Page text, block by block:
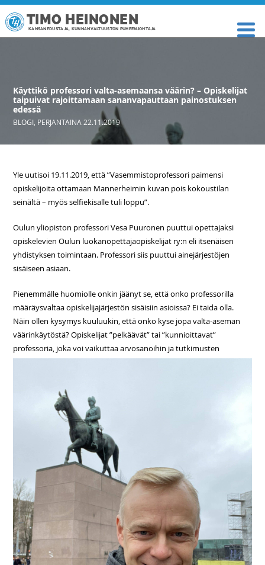
TIMO HEINONEN
KANSANEDUSTAJA, KUNNANVALTUUSTON PUHEENJOHTAJA
Käyttikö professori valta-asemaansa väärin? – Opiskelijat
taipuivat rajoittamaan sananvapauttaan painostuksen
edessä
BLOGI PERJANTAINA 22.11.2019
Yle uutisoi 19.11.2019, että ”Vasemmistoprofessori paimensi
opiskelijoita ottamaan Mannerheimin kuvan pois kokoustilan
seinältä – myös selfiekisalle tuli loppu”.
Oulun yliopiston professori Vesa Puuronen puuttui opettajaksi
opiskelevien Oulun luokanopettajaopiskelijat ry:n eli itsenäisen
yhdistyksen toimintaan. Professori siis puuttui ainejärjestöjen
sisäiseen asiaan.
Pienemmälle huomiolle onkin jäänyt se, että onko professorilla
määräysvaltaa opiskelijajärjestön sisäisiin asioissa? Ei taida olla.
Näin ollen kysymys kuuluukin, että onko kyse jopa valta-aseman
väärinkäytöstä? Opiskelijat ”pelkäävät” tai ”kunnioittavat”
professoria, joka voi vaikuttaa arvosanoihin ja tutkimusten